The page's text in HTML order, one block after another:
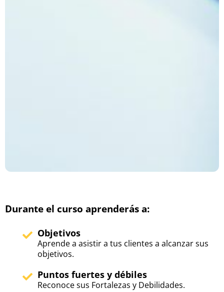
Durante el curso aprenderás a:
Objetivos
Aprende a asistir a tus clientes a alcanzar sus
objetivos.
Puntos fuertes y débiles
Reconoce sus Fortalezas y Debilidades.